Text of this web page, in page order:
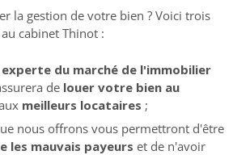
la gestion de votre bien ? Voici trois
cabinet Thinot :
experte du marché de l'immobilier
de louer votre bien au
meilleurs locataires ;
nous offrons vous permettront d'être
les mauvais payeurs et de n'avoir